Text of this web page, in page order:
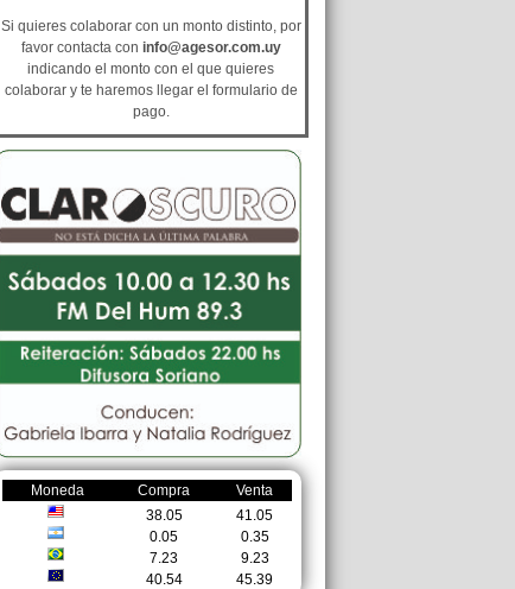
Si quieres colaborar con un monto distinto, por
favor contacta con info@agesor.com.uy
indicando el monto con el que quieres
colaborar y te haremos llegar el formulario de
pago.
Moneda Compra
Venta
38.05
41.05
0.05
0.35
7.23
9.23
40.54
45.39